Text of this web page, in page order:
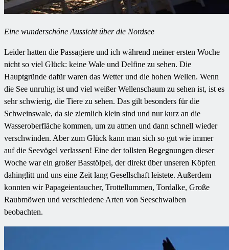
Eine wunderschöne Aussicht über die Nordsee
Leider hatten die Passagiere und ich während meiner ersten Woche
nicht so viel Glück: keine Wale und Delfine zu sehen. Die
Hauptgründe dafür waren das Wetter und die hohen Wellen. Wenn
die See unruhig ist und viel weißer Wellenschaum zu sehen ist, ist es
sehr schwierig, die Tiere zu sehen. Das gilt besonders für die
Schweinswale, da sie ziemlich klein sind und nur kurz an die
Wasseroberfläche kommen, um zu atmen und dann schnell wieder
verschwinden. Aber zum Glück kann man sich so gut wie immer
auf die Seevögel verlassen! Eine der tollsten Begegnungen dieser
Woche war ein großer Basstölpel, der direkt über unseren Köpfen
dahinglitt und uns eine Zeit lang Gesellschaft leistete. Außerdem
konnten wir Papageientaucher, Trottellummen, Tordalke, Große
Raubmöwen und verschiedene Arten von Seeschwalben
beobachten.